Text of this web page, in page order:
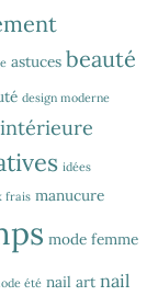
astuces beauté
design moderne
idées
frais manucure
mode femme
été nail art nail